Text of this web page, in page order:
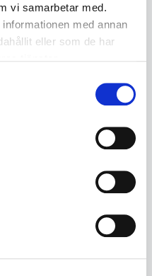
vi samarbetar med.
med annan
eller som de har
Beställningsvara